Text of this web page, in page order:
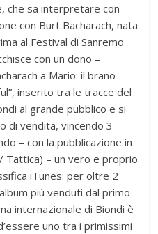
che sa interpretare con
con Burt Bacharach, nata
al Festival di Sanremo
con un dono –
a Mario: il brano
inserito tra le tracce del
al grande pubblico e si
di vendita, vincendo 3
– con la pubblicazione in
Tattica) – un vero e proprio
iTunes: per oltre 2
più venduti dal primo
internazionale di Biondi è
uno tra i primissimi